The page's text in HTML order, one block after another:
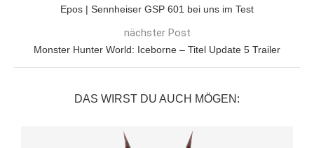
Epos | Sennheiser GSP 601 bei uns im Test
nächster Post
Monster Hunter World: Iceborne – Titel Update 5 Trailer
DAS WIRST DU AUCH MÖGEN: